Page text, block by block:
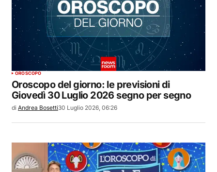
OROSCOPO
Oroscopo del giorno: le previsioni di
Giovedì 30 Luglio 2026 segno per segno
di Andrea Bosetti30 Luglio 2026, 06:26